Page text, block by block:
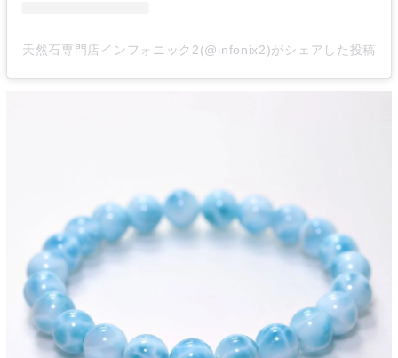
天然石専門店インフォニック2(@infonix2)がシェアした投稿